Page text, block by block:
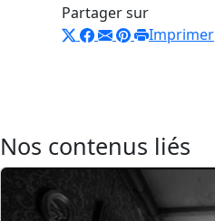
Partager sur
Imprimer
Nos contenus liés